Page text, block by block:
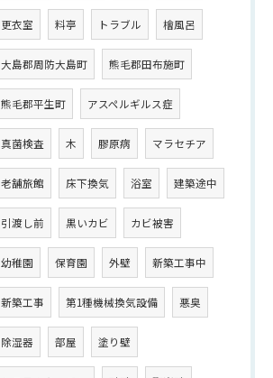
更衣室 料亭 トラブル 檜風呂
大島郡周防大島町 熊毛郡田布施町
熊毛郡平生町 アスペルギルス症
真菌検査 木 膠原病 マラセチア
老舗旅館 床下換気 浴室 建築途中
引渡し前 黒いカビ カビ被害
幼稚園 保育園 外壁 新築工事中
新築工事 第1種機械換気設備 悪臭
除湿器 部屋 塗り壁